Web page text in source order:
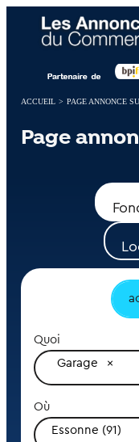
ACCUEIL > PAGE ANNONCE
Page
Quoi
Garage
Où
Essonne (91)
Panneau de gestion